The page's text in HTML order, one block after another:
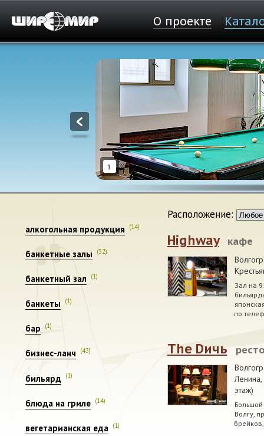
О проекте
1
алкогольная продукция (14)
банкетные залы (32)
банкетный зал (1)
банкеты (1)
бар (1)
бизнес-ланч (43)
бильярд (1)
блюда на гриле (14)
вегетарианская еда (1)
Расположение:
Highway кафе
Зал на
по
The Dичь
этаж)
Волгу,